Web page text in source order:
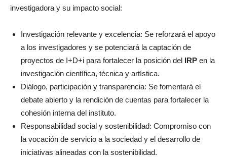
investigadora y su impacto social:
Investigación relevante y excelencia: Se reforzará el apoyo
a los investigadores y se potenciará la captación de
proyectos de I+D+i para fortalecer la posición del IRP en la
investigación científica, técnica y artística.
Diálogo, participación y transparencia: Se fomentará el
debate abierto y la rendición de cuentas para fortalecer la
cohesión interna del instituto.
Responsabilidad social y sostenibilidad: Compromiso con
la vocación de servicio a la sociedad y el desarrollo de
iniciativas alineadas con la sostenibilidad.